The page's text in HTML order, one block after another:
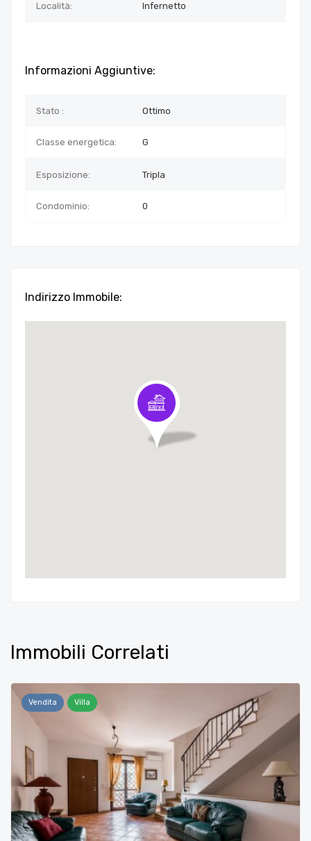
Località: Infernetto
Informazioni Aggiuntive:
Stato : Ottimo
Classe energetica: G
Esposizione: Tripla
Condominio: 0
Indirizzo Immobile:
Immobili Correlati
Vendita Villa